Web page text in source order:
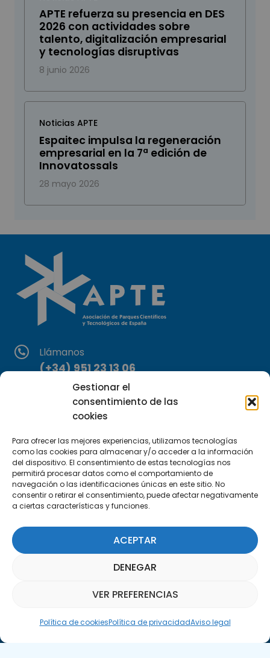
Gestionar el
consentimiento de las
cookies
Para ofrecer las mejores experiencias, utilizamos tecnologías
como las cookies para almacenar y/o acceder a la información
del dispositivo. El consentimiento de estas tecnologías nos
permitirá procesar datos como el comportamiento de
navegación o las identificaciones únicas en este sitio. No
consentir o retirar el consentimiento, puede afectar negativamente
a ciertas características y funciones.
ACEPTAR
DENEGAR
VER PREFERENCIAS
Política de cookiesPolítica de privacidadAviso legal
APTE refuerza su presencia en DES
2026 con actividades sobre
talento, digitalización empresarial
y tecnologías disruptivas
8 junio 2026
Noticias APTE
Espaitec impulsa la regeneración
empresarial en la 7ª edición de
Innovatossals
28 mayo 2026
Llámanos
(+34) 951 23 13 06
Escríbenos
info@apte.org
Encuéntranos
C/Marie Curie, 35
29590 Campanillas, Málaga